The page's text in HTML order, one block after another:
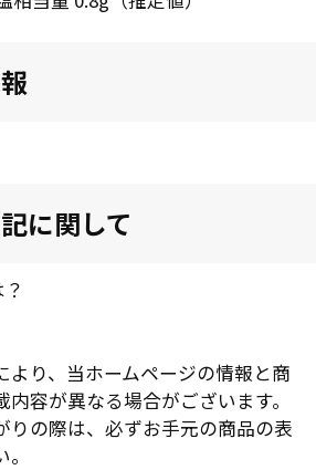
に関して
り、当ホームページの情報と商
容が異なる場合がございます。
りの際は、必ずお手元の商品の表